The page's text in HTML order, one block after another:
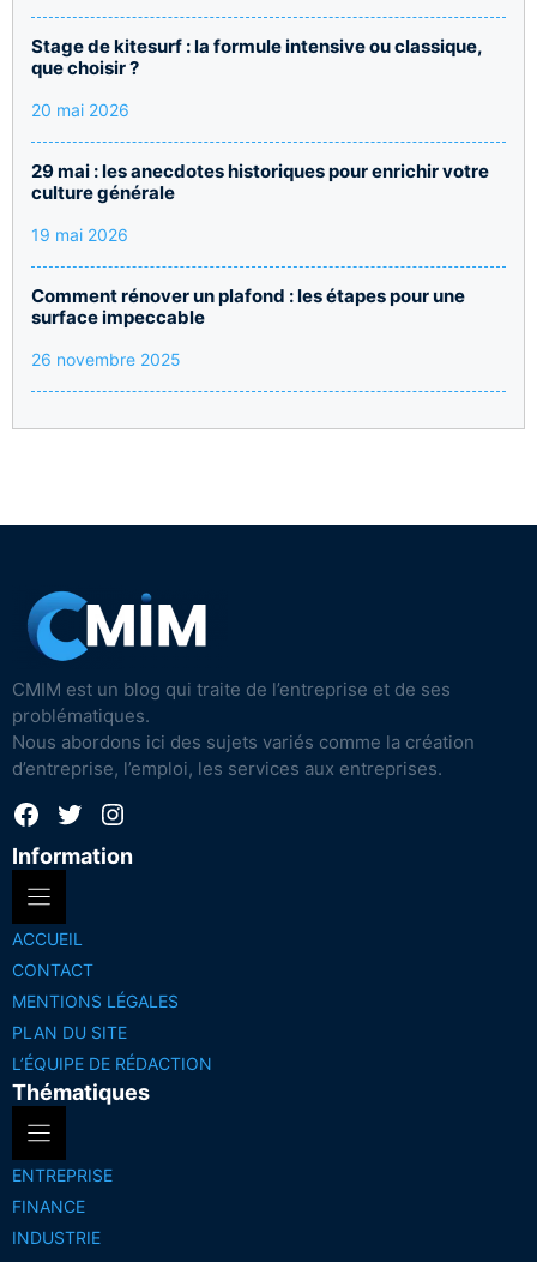
Stage de kitesurf : la formule intensive ou classique,
que choisir ?
20 mai 2026
29 mai : les anecdotes historiques pour enrichir votre
culture générale
19 mai 2026
Comment rénover un plafond : les étapes pour une
surface impeccable
26 novembre 2025
CMIM est un blog qui traite de l’entreprise et de ses
problématiques.
Nous abordons ici des sujets variés comme la création
d’entreprise, l’emploi, les services aux entreprises.
Facebook
TwitterInstagram
Information
ACCUEIL
CONTACT
MENTIONS LÉGALES
PLAN DU SITE
L’ÉQUIPE DE RÉDACTION
Thématiques
ENTREPRISE
FINANCE
INDUSTRIE